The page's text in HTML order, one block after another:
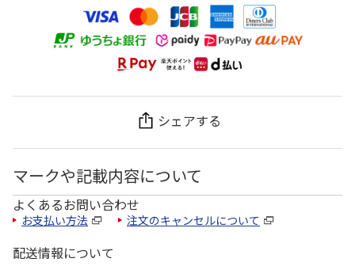
シェアする
マークや記載内容について
よくあるお問い合わせ
お支払い方法 注文のキャンセルについて
配送情報について